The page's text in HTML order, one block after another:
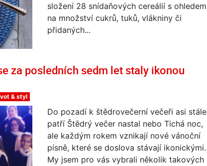
složení 28 snídaňových cereálií s ohledem
na množství cukrů, tuků, vlákniny či
přidaných...
za posledních sedm let staly ikonou
& styl
Do pozadí k štědrovečerní večeři asi stále
patří Štědrý večer nastal nebo Tichá noc,
ale každým rokem vznikají nové vánoční
písně, které se doslova stávají ikonickými.
My jsem pro vás vybrali několik takových